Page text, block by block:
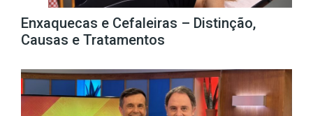
Enxaquecas e Cefaleiras – Distinção,
Causas e Tratamentos